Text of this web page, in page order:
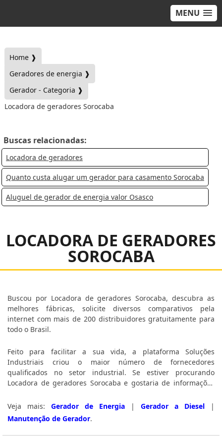
MENU
Home ❱
Geradores de energia ❱
Gerador - Categoria ❱
Locadora de geradores Sorocaba
Buscas relacionadas:
Locadora de geradores
Quanto custa alugar um gerador para casamento Sorocaba
Aluguel de gerador de energia valor Osasco
LOCADORA DE GERADORES
SOROCABA
Buscou por Locadora de geradores Sorocaba, descubra as
melhores fábricas, solicite diversos comparativos pela
internet com mais de 200 distribuidores gratuitamente para
todo o Brasil.
Feito para facilitar a sua vida, a plataforma Soluções
Industriais criou o maior número de fornecedores
qualificados no setor industrial. Se estiver procurando
Locadora de geradores Sorocaba e gostaria de informações
listados abaixo:
Veja mais: Gerador de Energia | Gerador a Diesel |
Manutenção de Gerador.